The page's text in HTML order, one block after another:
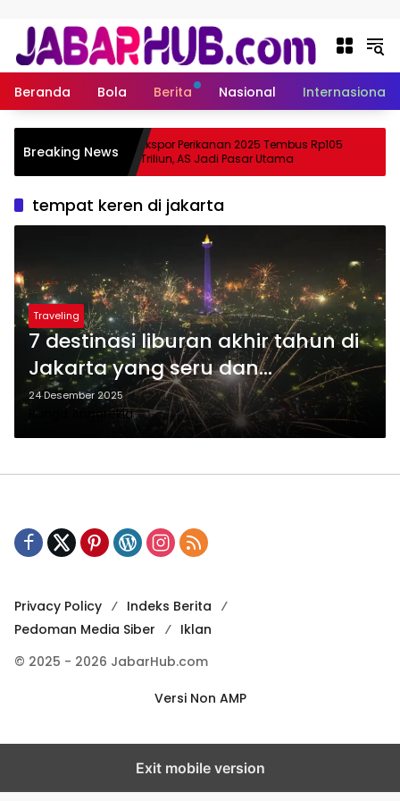
Beranda Bola Berita Nasional Internasional
Breaking News
Suzuki?
Ekspor Perikanan 2025 Tembus Rp105
Triliun, AS Jadi Pasar Utama
tempat keren di jakarta
Traveling
7 destinasi liburan akhir tahun di
Jakarta yang seru dan
bermanfaat untuk siswa
24 Desember 2025
Bunga Anggrekia
Privacy Policy
Indeks Berita
Pedoman Media Siber
Iklan
© 2025 - 2026 JabarHub.com
Versi Non AMP
Exit mobile version